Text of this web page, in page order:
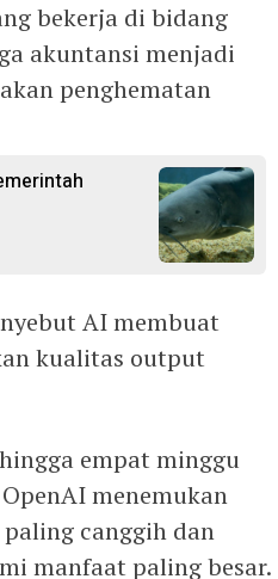
bekerja di bidang
akuntansi menjadi
penghematan
AI membuat
kualitas output
empat minggu
menemukan
canggih dan
manfaat paling besar.